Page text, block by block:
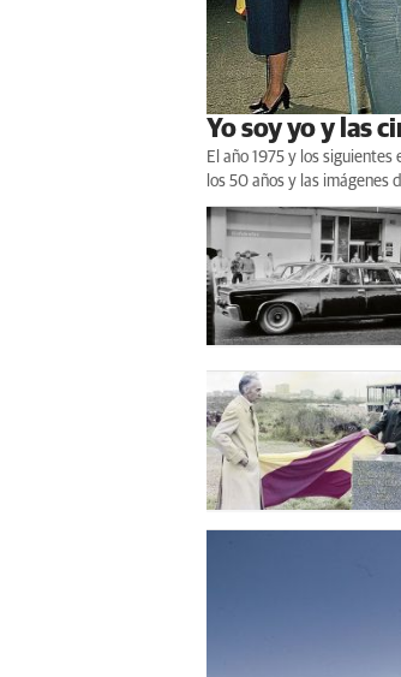
Yo soy yo y las
El año 1975 y los
los 50 años y las imágenes